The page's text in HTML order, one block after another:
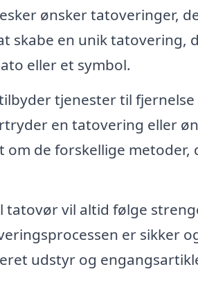
ønsker tatoveringer,
skabe en unik tatovering,
eller et symbol.
tjenester til
en tatovering eller
de forskellige
tatovør vil altid følge
er sikker
udstyr og